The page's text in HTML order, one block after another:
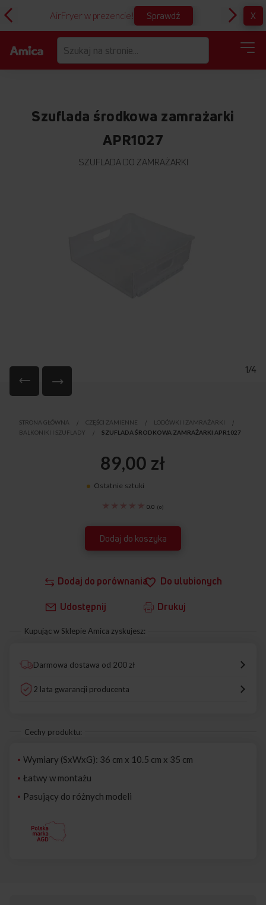
AirFryer w prezencie! Sprawdź X
Szuflada środkowa zamrażarki
APR1027
SZUFLADA DO ZAMRAŻARKI
1/4
początek
STRONA GŁÓWNA CZĘŚCI ZAMIENNE
LODÓWKI I ZAMRAŻARKI
BALKONIKI I SZUFLADY
SZUFLADA ŚRODKOWA ZAMRAŻARKI APR1027
Dodaj do porównania Do ulubionych
Udostępnij Drukuj
0.0 (0)
89,00 zł
Ostatnie sztuki
Dodaj do koszyka
Kupując w Sklepie Amica zyskujesz:
Darmowa dostawa od 200 zł
2 lata gwarancji producenta
Cechy produktu:
Wymiary (SxWxG): 36 cm x 10.5 cm x 35 cm
Łatwy w montażu
Pasujący do różnych modeli